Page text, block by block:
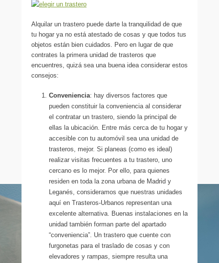
Alquilar un trastero puede darte la tranquilidad de que
tu hogar ya no está atestado de cosas y que todos tus
objetos están bien cuidados. Pero en lugar de que
contrates la primera unidad de trasteros que
encuentres, quizá sea una buena idea considerar estos
consejos:
Conveniencia: hay diversos factores que
pueden constituir la conveniencia al considerar
el contratar un trastero, siendo la principal de
ellas la ubicación. Entre más cerca de tu hogar y
accesible con tu automóvil sea una unidad de
trasteros, mejor. Si planeas (como es ideal)
realizar visitas frecuentes a tu trastero, uno
cercano es lo mejor. Por ello, para quienes
residen en toda la zona urbana de Madrid y
Leganés, consideramos que nuestras unidades
aquí en Trasteros-Urbanos representan una
excelente alternativa. Buenas instalaciones en la
unidad también forman parte del apartado
“conveniencia”. Un trastero que cuente con
furgonetas para el traslado de cosas y con
elevadores y rampas, siempre resulta una